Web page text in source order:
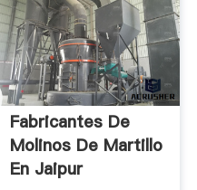
Fabricantes De
Molinos De Martillo
En Jaipur